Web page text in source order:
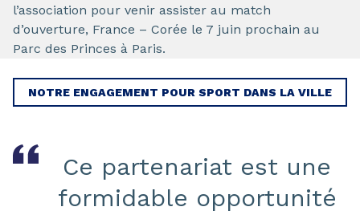
l’association pour venir assister au match
d’ouverture, France – Corée le 7 juin prochain au
Parc des Princes à Paris.
NOTRE ENGAGEMENT POUR SPORT DANS LA VILLE
Ce partenariat est une
formidable opportunité